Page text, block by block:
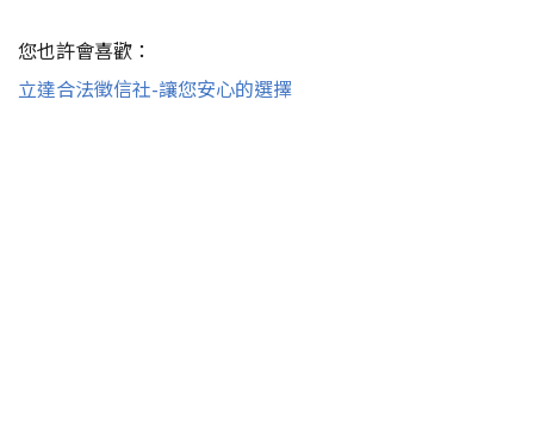
您也許會喜歡：
立達合法徵信社-讓您安心的選擇